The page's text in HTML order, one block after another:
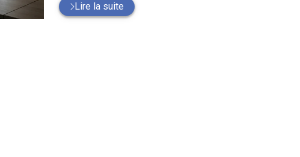
Lire la suite